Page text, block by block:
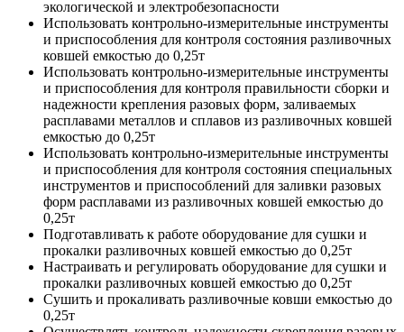
экологической и электробезопасности
Использовать контрольно-измерительные инструменты
и приспособления для контроля состояния разливочных
ковшей емкостью до 0,25т
Использовать контрольно-измерительные инструменты
и приспособления для контроля правильности сборки и
надежности крепления разовых форм, заливаемых
расплавами металлов и сплавов из разливочных ковшей
емкостью до 0,25т
Использовать контрольно-измерительные инструменты
и приспособления для контроля состояния специальных
инструментов и приспособлений для заливки разовых
форм расплавами из разливочных ковшей емкостью до
0,25т
Подготавливать к работе оборудование для сушки и
прокалки разливочных ковшей емкостью до 0,25т
Настраивать и регулировать оборудование для сушки и
прокалки разливочных ковшей емкостью до 0,25т
Сушить и прокаливать разливочные ковши емкостью до
0,25т